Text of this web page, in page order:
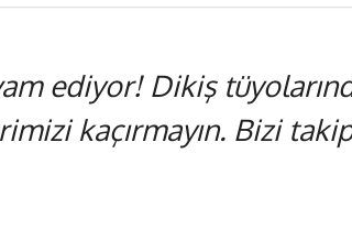
ediyor! Dikiş
kaçırmayın. Bizi